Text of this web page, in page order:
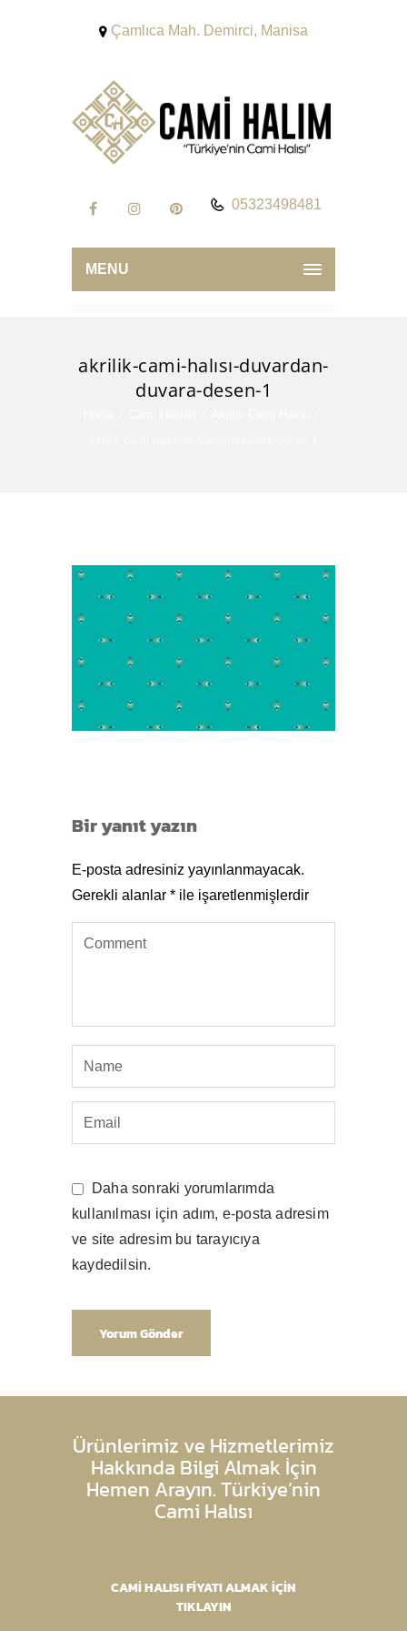
Çamlıca Mah. Demirci, Manisa
05323498481
MENU
akrilik-cami-halısı-duvardan-
duvara-desen-1
Bir yanıt yazın
E-posta adresiniz yayınlanmayacak.
Gerekli alanlar * ile işaretlenmişlerdir
Daha sonraki yorumlarımda
kullanılması için adım, e-posta adresim
ve site adresim bu tarayıcıya
kaydedilsin.
Ürünlerimiz ve Hizmetlerimiz
Hakkında Bilgi Almak İçin
Hemen Arayın. Türkiye’nin
Cami Halısı
CAMİ HALISI FİYATI ALMAK İÇİN
TIKLAYIN